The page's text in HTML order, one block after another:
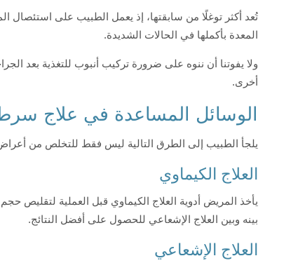
تُعد أكثر توغلًا من سابقتها، إذ يعمل الطبيب على استئصال
المعدة بأكملها في الحالات الشديدة.
ولا يفوتنا أن ننوه على ضرورة تركيب أنبوب للتغذية بعد
أخرى.
الوسائل المساعدة في علاج
يلجأ الطبيب إلى الطرق التالية ليس فقط للتخلص من
العلاج الكيماوي
يأخذ المريض أدوية العلاج الكيماوي قبل العملية لتقليص
بينه وبين العلاج الإشعاعي للحصول على أفضل النتائج.
العلاج الإشعاعي